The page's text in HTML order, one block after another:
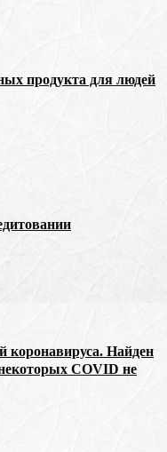
продукта для людей
коронавируса. Найден
COVID не